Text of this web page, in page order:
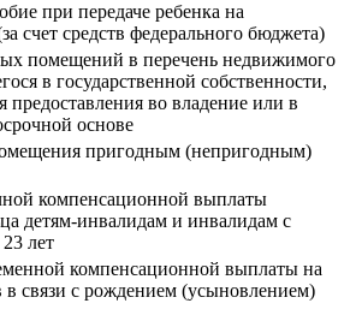
при передаче ребенка на
счет средств федерального бюджета)
помещений в перечень недвижимого
в государственной собственности,
предоставления во владение или в
основе
пригодным (непригодным)
компенсационной выплаты
детям-инвалидам и инвалидам с
23 лет
компенсационной выплаты на
в связи с рождением (усыновлением)